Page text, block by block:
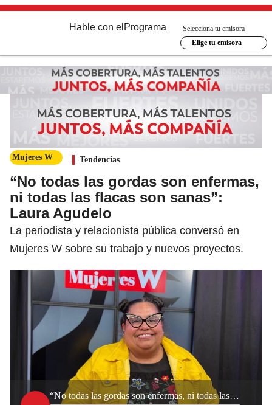
Hable con el Programa
Selecciona tu emisora
Elige tu emisora
Mujeres W Tendencias
“No todas las gordas son enfermas,
ni todas las flacas son sanas”:
Laura Agudelo
La periodista y relacionista pública conversó en
Mujeres W sobre su trabajo y nuevos proyectos.
“No todas las gordas son enfermas, ni todas las flacas son sanas”: Laura Agudelo